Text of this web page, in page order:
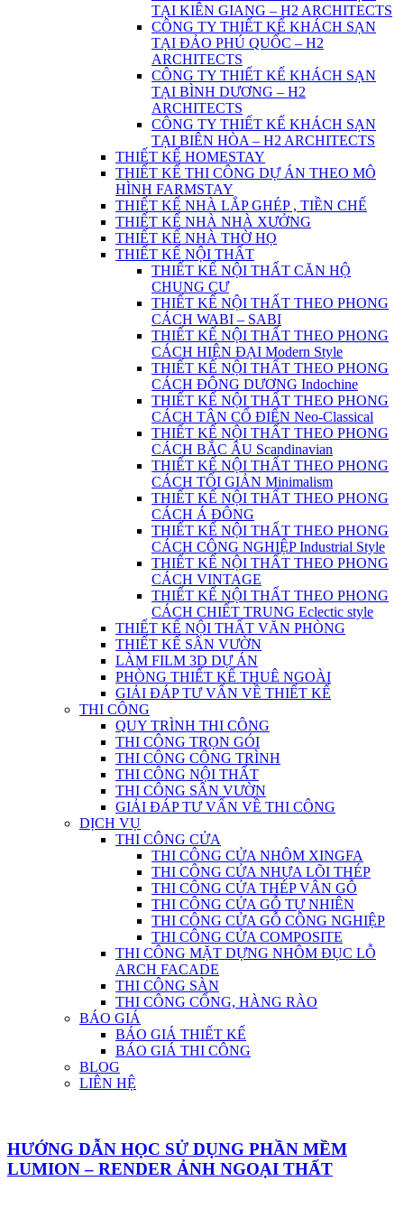
TẠI KIÊN GIANG – H2 ARCHITECTS
CÔNG TY THIẾT KẾ KHÁCH SẠN
TẠI ĐẢO PHÚ QUỐC – H2
ARCHITECTS
CÔNG TY THIẾT KẾ KHÁCH SẠN
TẠI BÌNH DƯƠNG – H2
ARCHITECTS
CÔNG TY THIẾT KẾ KHÁCH SẠN
TẠI BIÊN HÒA – H2 ARCHITECTS
THIẾT KẾ HOMESTAY
THIẾT KẾ THI CÔNG DỰ ÁN THEO MÔ
HÌNH FARMSTAY
THIẾT KẾ NHÀ LẮP GHÉP , TIỀN CHẾ
THIẾT KẾ NHÀ NHÀ XƯỞNG
THIẾT KẾ NHÀ THỜ HỌ
THIẾT KẾ NỘI THẤT
THIẾT KẾ NỘI THẤT CĂN HỘ
CHUNG CƯ
THIẾT KẾ NỘI THẤT THEO PHONG
CÁCH WABI – SABI
THIẾT KẾ NỘI THẤT THEO PHONG
CÁCH HIỆN ĐẠI Modern Style
THIẾT KẾ NỘI THẤT THEO PHONG
CÁCH ĐÔNG DƯƠNG Indochine
THIẾT KẾ NỘI THẤT THEO PHONG
CÁCH TÂN CỔ ĐIỂN Neo-Classical
THIẾT KẾ NỘI THẤT THEO PHONG
CÁCH BẮC ÂU Scandinavian
THIẾT KẾ NỘI THẤT THEO PHONG
CÁCH TỐI GIẢN Minimalism
THIẾT KẾ NỘI THẤT THEO PHONG
CÁCH Á ĐÔNG
THIẾT KẾ NỘI THẤT THEO PHONG
CÁCH CÔNG NGHIỆP Industrial Style
THIẾT KẾ NỘI THẤT THEO PHONG
CÁCH VINTAGE
THIẾT KẾ NỘI THẤT THEO PHONG
CÁCH CHIẾT TRUNG Eclectic style
THIẾT KẾ NỘI THẤT VĂN PHÒNG
THIẾT KẾ SÂN VƯỜN
LÀM FILM 3D DỰ ÁN
PHÒNG THIẾT KẾ THUÊ NGOÀI
GIẢI ĐÁP TƯ VẤN VỀ THIẾT KẾ
THI CÔNG
QUY TRÌNH THI CÔNG
THI CÔNG TRỌN GÓI
THI CÔNG CÔNG TRÌNH
THI CÔNG NỘI THẤT
THI CÔNG SÂN VƯỜN
GIẢI ĐÁP TƯ VẤN VỀ THI CÔNG
DỊCH VỤ
THI CÔNG CỬA
THI CÔNG CỬA NHÔM XINGFA
THI CÔNG CỬA NHỰA LÕI THÉP
THI CÔNG CỬA THÉP VÂN GỖ
THI CÔNG CỬA GỖ TỰ NHIÊN
THI CÔNG CỬA GỖ CÔNG NGHIỆP
THI CÔNG CỬA COMPOSITE
THI CÔNG MẶT DỰNG NHÔM ĐỤC LỖ
ARCH FACADE
THI CÔNG SÀN
THI CÔNG CỔNG, HÀNG RÀO
BÁO GIÁ
BÁO GIÁ THIẾT KẾ
BÁO GIÁ THI CÔNG
BLOG
LIÊN HỆ
HƯỚNG DẪN HỌC SỬ DỤNG PHẦN MỀM
LUMION – RENDER ẢNH NGOẠI THẤT